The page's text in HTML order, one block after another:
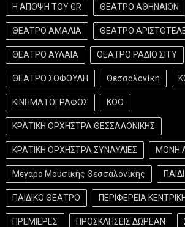
Η ΑΠΟΨΗ ΤΟΥ GR ΘΕΑΤΡΟ ΑΘΗΝΑΙΟΝ
ΘΕΑΤΡΟ ΑΜΑΛΙΑ ΘΕΑΤΡΟ
ΘΕΑΤΡΟ ΑΥΛΑΙΑ ΘΕΑΤΡΟ ΡΑΔΙΟ ΣΙΤΥ
ΘΕΑΤΡΟ ΣΟΦΟΥΛΗ Θεσσαλονίκη
ΚΙΝΗΜΑΤΟΓΡΑΦΟΣ ΚΟΘ
ΚΡΑΤΙΚΗ ΟΡΧΗΣΤΡΑ ΘΕΣΣΑΛΟΝΙΚΗΣ
ΚΡΑΤΙΚΗ ΟΡΧΗΣΤΡΑ ΣΥΝΑΥΛΙΕΣ ΜΟΝΗ
Μεγαρο Μουσικής Θεσσαλονίκης ΠΑΙΔΙ
ΠΑΙΔΙΚΟ ΘΕΑΤΡΟ ΠΕΡΙΦΕΡΕΙΑ
ΠΡΕΜΙΕΡΕΣ ΠΡΟΣΚΛΗΣΕΙΣ ΔΩΡΕΑΝ